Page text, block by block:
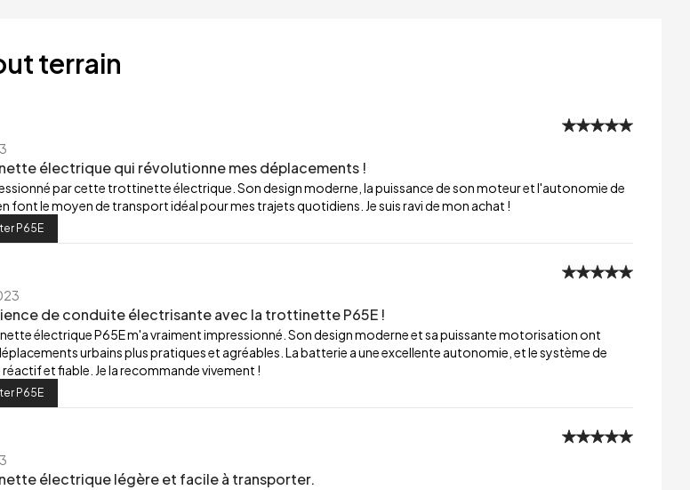
terrain
électrique qui révolutionne mes déplacements !
par cette trottinette électrique. Son design moderne, la puissance de son moteur et l'autonomie de
font le moyen de transport idéal pour mes trajets quotidiens. Je suis ravi de mon achat !
P65E
de conduite électrisante avec la trottinette P65E !
électrique P65E m'a vraiment impressionné. Son design moderne et sa puissante motorisation ont
urbains plus pratiques et agréables. La batterie a une excellente autonomie, et le système de
et fiable. Je la recommande vivement !
P65E
électrique légère et facile à transporter.